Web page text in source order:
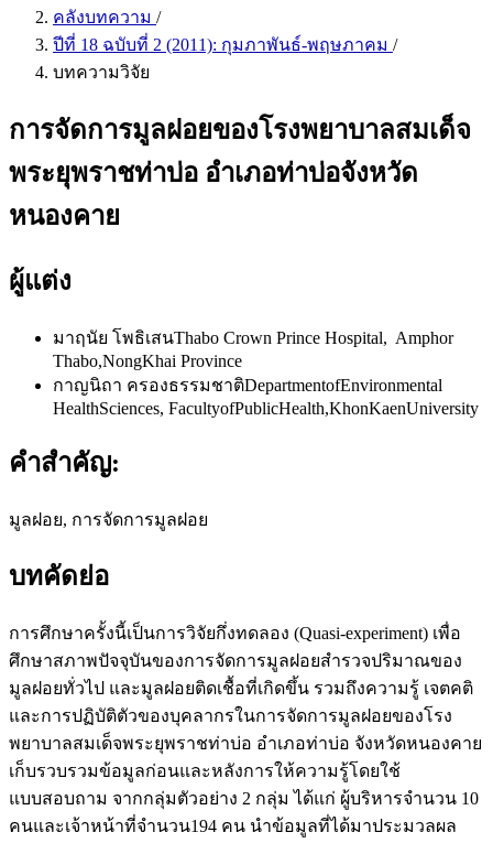
คลังบทความ /
ปีที่ 18 ฉบับที่ 2 (2011): กุมภาพันธ์-พฤษภาคม /
บทความวิจัย
การ​จัดการ​มูลฝอย​ของ​โรง​พยาบาล​สมเด็จ​
พระ​ยุพราช​ท่าบ่อ​ อำเภอ​ท่าบ่อ​จังหวัด​
หนองคาย
ผู้แต่ง
มาฤ​นัย​ ​โพธิ​เสน​​​Thabo ​Crown ​Prince​ Hospital,​​​​​​​ ​ Amphor​
Thabo,​NongKhai​ Province
กาญ​นิ​ถา​ ​ครอง​ธรรมชาติ​​Department​of​Environmental​
Health​Sciences, Faculty​of​Public​Health,​Khon​Kaen​University
คำสำคัญ:
มูลฝอย, การจัดการมูลฝอย
บทคัดย่อ
การศึกษาครั้งนี้เป็นการวิจัยกึ่งทดลอง (Quasi-experiment) เพื่อ
ศึกษาสภาพปัจจุบันของการจัดการมูลฝอยสำรวจปริมาณของ
มูลฝอยทั่วไป และมูลฝอยติดเชื้อที่เกิดขึ้น รวมถึงความรู้ เจตคติ
และการปฏิบัติตัวของบุคลากรในการจัดการมูลฝอยของโรง
พยาบาลสมเด็จพระยุพราชท่าบ่อ อำเภอท่าบ่อ จังหวัดหนองคาย
เก็บรวบรวมข้อมูลก่อนและหลังการให้ความรู้โดยใช้
แบบสอบถาม จากกลุ่มตัวอย่าง 2 กลุ่ม ได้แก่ ผู้บริหารจำนวน 10
คนและเจ้าหน้าที่จำนวน194 คน นำข้อมูลที่ได้มาประมวลผล